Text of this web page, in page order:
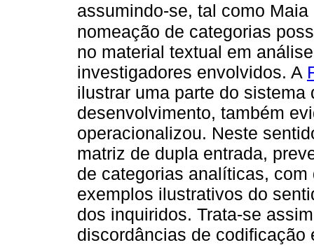
assumindo-se, tal como
nomeação de categorias
no material textual em
investigadores envolvidos. A
ilustrar uma parte do
desenvolvimento, também
operacionalizou. Neste
matriz de dupla entrada,
de categorias analíticas,
exemplos ilustrativos do
dos inquiridos. Trata-se
discordâncias de codificação